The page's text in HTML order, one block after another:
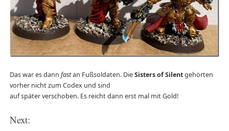
Das war es dann fastan Fußsoldaten. DieSisters of Silentgehörten
vorher nicht zum Codex und sind
auf später verschoben. Es reicht dann erst mal mit Gold!
Next: